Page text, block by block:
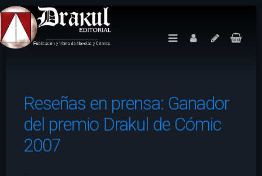
Reseñas en prensa: Ganador
del premio Drakul de Cómic
2007